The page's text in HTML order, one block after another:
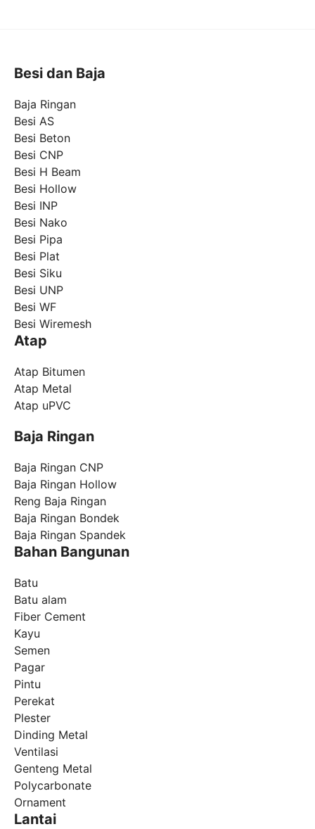
Besi dan Baja
Baja Ringan
Besi AS
Besi Beton
Besi CNP
Besi H Beam
Besi Hollow
Besi INP
Besi Nako
Besi Pipa
Besi Plat
Besi Siku
Besi UNP
Besi WF
Besi Wiremesh
Atap
Atap Bitumen
Atap Metal
Atap uPVC
Baja Ringan
Baja Ringan CNP
Baja Ringan Hollow
Reng Baja Ringan
Baja Ringan Bondek
Baja Ringan Spandek
Bahan Bangunan
Batu
Batu alam
Fiber Cement
Kayu
Semen
Pagar
Pintu
Perekat
Plester
Dinding Metal
Ventilasi
Genteng Metal
Polycarbonate
Ornament
Lantai